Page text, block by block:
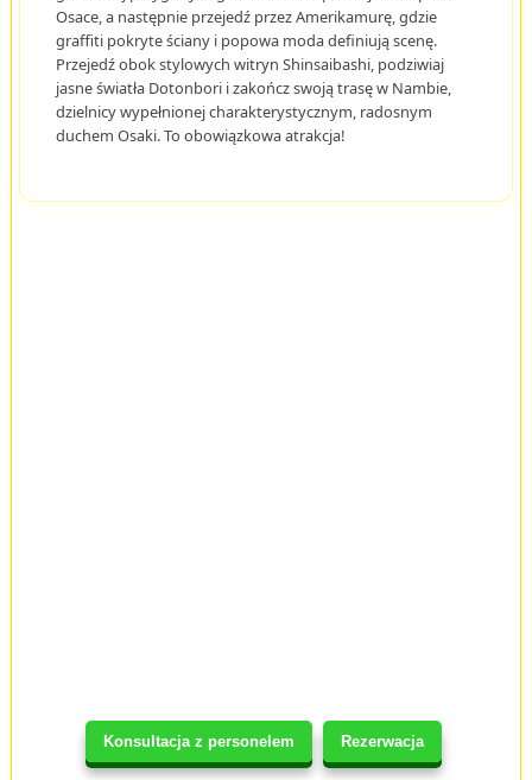
Konsultacja z personelem Rezerwacja
Osace, a następnie przejedź przez Amerikamurę, gdzie
graffiti pokryte ściany i popowa moda definiują scenę.
Przejedź obok stylowych witryn Shinsaibashi, podziwiaj
jasne światła Dotonbori i zakończ swoją trasę w Nambie,
dzielnicy wypełnionej charakterystycznym, radosnym
duchem Osaki. To obowiązkowa atrakcja!